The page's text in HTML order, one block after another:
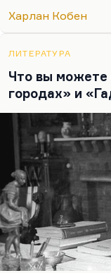
«Дураков нет») –
Ребенок
парковки, а где
делись, – не
Меня вообще
если говорить
тайн, это как
исчезают из
Харлан Кобен
ЛИТЕРАТУРА
Что вы можете
городах» и